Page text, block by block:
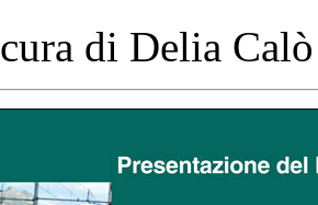
di Delia Calò